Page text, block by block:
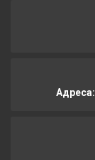
Адреса: